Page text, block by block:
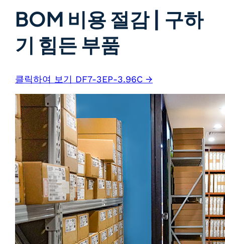
BOM 비용 절감 | 구하
기 힘든 부품
클릭하여 보기 DF7-3EP-3.96C →